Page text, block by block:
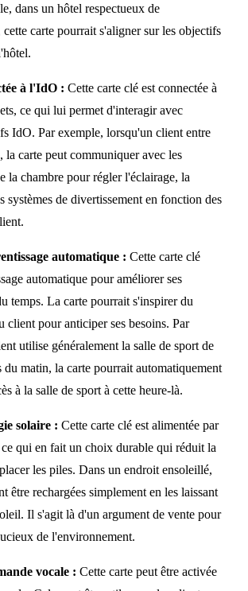
dans un hôtel respectueux de
carte pourrait s'aligner sur les objectifs
à l'IdO : Cette carte clé est connectée à
ce qui lui permet d'interagir avec
IdO. Par exemple, lorsqu'un client entre
la carte peut communiquer avec les
la chambre pour régler l'éclairage, la
systèmes de divertissement en fonction des
automatique : Cette carte clé
automatique pour améliorer ses
temps. La carte pourrait s'inspirer du
client pour anticiper ses besoins. Par
utilise généralement la salle de sport de
du matin, la carte pourrait automatiquement
à la salle de sport à cette heure-là.
solaire : Cette carte clé est alimentée par
qui en fait un choix durable qui réduit la
les piles. Dans un endroit ensoleillé,
être rechargées simplement en les laissant
Il s'agit là d'un argument de vente pour
de l'environnement.
vocale : Cette carte peut être activée